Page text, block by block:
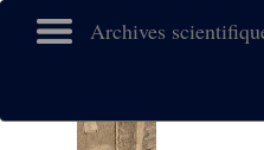
Archives